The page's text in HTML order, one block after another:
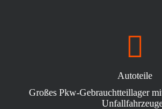
Autoteile
Großes Pkw-Gebrauchtteillager